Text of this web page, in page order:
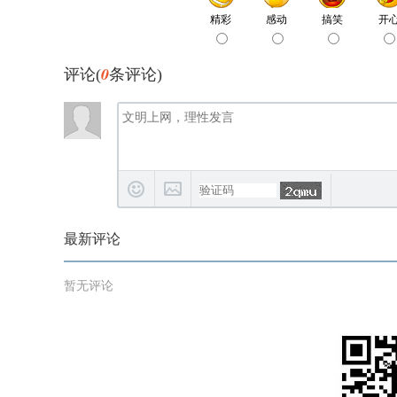
评论(0条评论)
最新评论
暂无评论